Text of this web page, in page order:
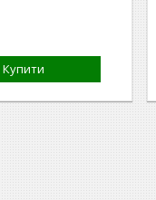
Купити